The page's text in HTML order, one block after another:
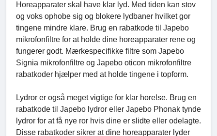
Horeapparater skal have klar lyd. Med tiden kan stov
og voks ophobe sig og blokere lydbaner hvilket gor
tingene mindre klare. Brug en rabatkode til Japebo
mikrofonfiltre for at holde dine horeapparater rene og
fungerer godt. Mærkespecifikke filtre som Japebo
Signia mikrofonfiltre og Japebo oticon mikrofonfiltre
rabatkoder hjælper med at holde tingene i topform.
Lydror er også meget vigtige for klar horelse. Brug en
rabatkode til Japebo lydror eller Japebo Phonak tynde
lydror for at få nye ror hvis dine er slidte eller odelagte.
Disse rabatkoder sikrer at dine horeapparater lyder